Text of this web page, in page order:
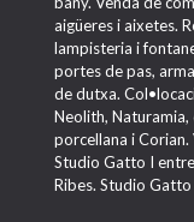
aigüeres i aixetes.
lampisteria i
portes de pas,
de dutxa.
Neolith,
porcellana i Corian.
Studio Gatto I
Ribes. Studio